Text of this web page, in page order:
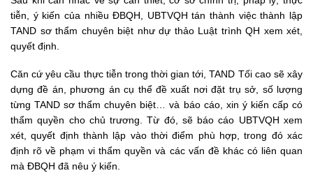
tiễn, ý kiến của nhiều ĐBQH, UBTVQH tán thành việc thành lập
TAND sơ thẩm chuyên biệt như dự thảo Luật trình QH xem xét,
quyết định.
Căn cứ yêu cầu thực tiễn trong thời gian tới, TAND Tối cao sẽ xây
dựng đề án, phương án cụ thể đề xuất nơi đặt trụ sở, số lượng
từng TAND sơ thẩm chuyên biệt… và báo cáo, xin ý kiến cấp có
thẩm quyền cho chủ trương. Từ đó, sẽ báo cáo UBTVQH xem
xét, quyết định thành lập vào thời điểm phù hợp, trong đó xác
định rõ về phạm vi thẩm quyền và các vấn đề khác có liên quan
mà ĐBQH đã nêu ý kiến.